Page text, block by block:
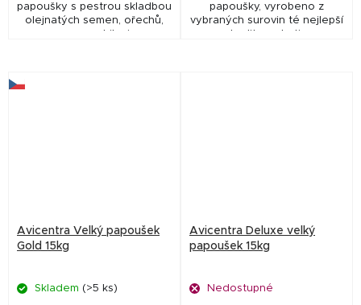
papoušky s pestrou skladbou
olejnatých semen, ořechů,
ovoce a obilovin.
papoušky, vyrobeno z
vybraných surovin té nejlepší
kvality a chuti.
Avicentra Velký papoušek
Gold 15kg
Skladem (>5 ks)
Avicentra Deluxe velký
papoušek 15kg
Nedostupné